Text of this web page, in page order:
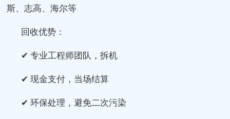
斯、志高、海尔等
回收优势：
✔ 专业工程师团队，拆机
✔ 现金支付，当场结算
✔ 环保处理，避免二次污染